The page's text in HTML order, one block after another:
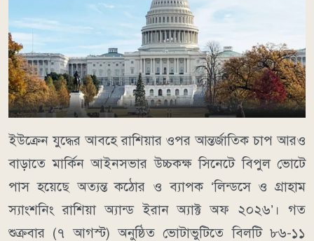
ইউক্রেন যুদ্ধের আবহে রাশিয়ার ওপর আন্তর্জাতিক চাপ আরও
বাড়াতে মার্কিন আইনসভার উচ্চকক্ষ সিনেটে বিপুল ভোটে
পাস হয়েছে অত্যন্ত কঠোর ও ব্যাপক ‘লিন্ডসে ও গ্রাহাম
স্যাংশনিং রাশিয়া অ্যান্ড ইরান অ্যাক্ট অফ ২০২৬’। গত
শুক্রবার (৭ আগস্ট) অনুষ্ঠিত ভোটাভুটিতে বিলটি ৮৬-১১